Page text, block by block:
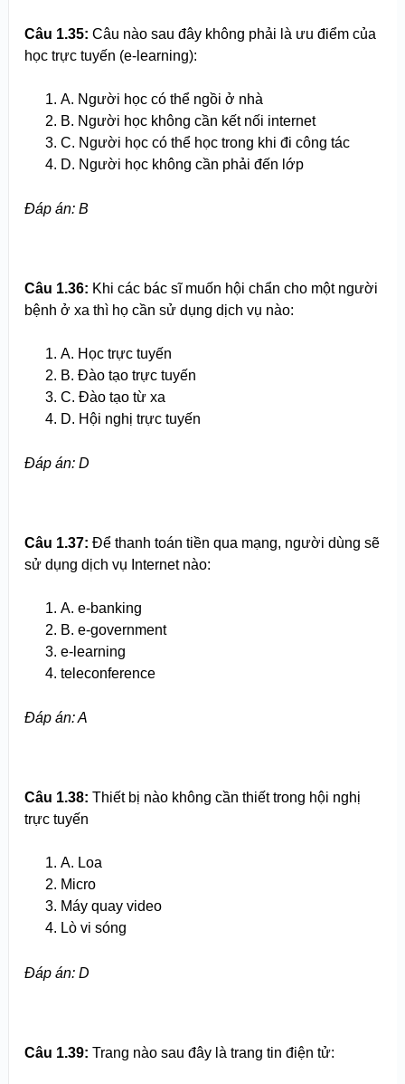
Câu 1.35: Câu nào sau đây không phải là ưu điểm của
học trực tuyến (e-learning):
A. Người học có thể ngồi ở nhà
B. Người học không cần kết nối internet
C. Người học có thể học trong khi đi công tác
D. Người học không cần phải đến lớp
Đáp án: B
Câu 1.36: Khi các bác sĩ muốn hội chẩn cho một người
bệnh ở xa thì họ cần sử dụng dịch vụ nào:
A. Học trực tuyến
B. Đào tạo trực tuyến
C. Đào tạo từ xa
D. Hội nghị trực tuyến
Đáp án: D
Câu 1.37: Để thanh toán tiền qua mạng, người dùng sẽ
sử dụng dịch vụ Internet nào:
A. e-banking
B. e-government
e-learning
teleconference
Đáp án: A
Câu 1.38: Thiết bị nào không cần thiết trong hội nghị
trực tuyến
A. Loa
Micro
Máy quay video
Lò vi sóng
Đáp án: D
Câu 1.39: Trang nào sau đây là trang tin điện tử: